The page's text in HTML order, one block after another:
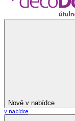
Nově v nabídce
v nabídce